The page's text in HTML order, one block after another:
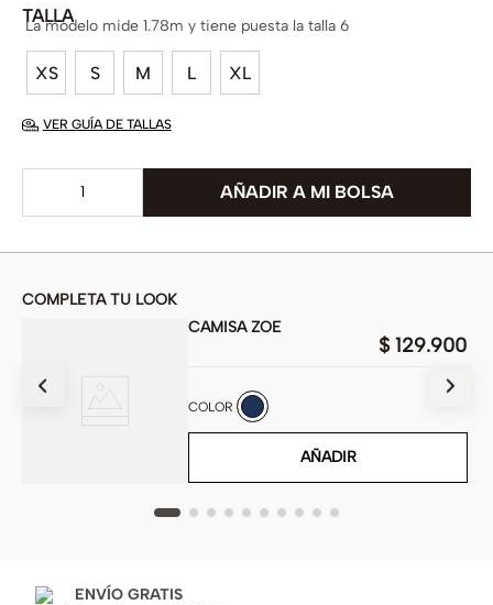
TALLA
XS S M L XL
La modelo mide 1.78m y tiene puesta la talla 6
VER GUÍA DE TALLAS
COMPLETA TU LOOK
CAMISA ZOE
$ 129.900
COLOR
AÑADIR
ENVÍO GRATIS